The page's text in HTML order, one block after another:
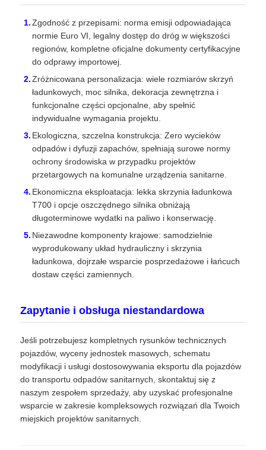
Zgodność z przepisami: norma emisji odpowiadająca
normie Euro VI, legalny dostęp do dróg w większości
regionów, kompletne oficjalne dokumenty certyfikacyjne
do odprawy importowej.
Zróżnicowana personalizacja: wiele rozmiarów skrzyń
ładunkowych, moc silnika, dekoracja zewnętrzna i
funkcjonalne części opcjonalne, aby spełnić
indywidualne wymagania projektu.
Ekologiczna, szczelna konstrukcja: Zero wycieków
odpadów i dyfuzji zapachów, spełniają surowe normy
ochrony środowiska w przypadku projektów
przetargowych na komunalne urządzenia sanitarne.
Ekonomiczna eksploatacja: lekka skrzynia ładunkowa
T700 i opcje oszczędnego silnika obniżają
długoterminowe wydatki na paliwo i konserwację.
Niezawodne komponenty krajowe: samodzielnie
wyprodukowany układ hydrauliczny i skrzynia
ładunkowa, dojrzałe wsparcie posprzedażowe i łańcuch
dostaw części zamiennych.
Zapytanie i obsługa niestandardowa
Jeśli potrzebujesz kompletnych rysunków technicznych
pojazdów, wyceny jednostek masowych, schematu
modyfikacji i usługi dostosowywania eksportu dla pojazdów
do transportu odpadów sanitarnych, skontaktuj się z
naszym zespołem sprzedaży, aby uzyskać profesjonalne
wsparcie w zakresie kompleksowych rozwiązań dla Twoich
miejskich projektów sanitarnych.